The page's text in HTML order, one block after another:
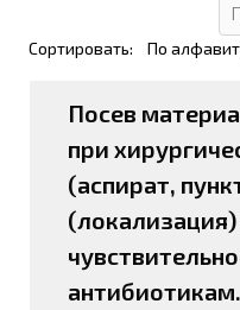
Сортировать: По
Посев
при
(аспират,
антибиотикам.